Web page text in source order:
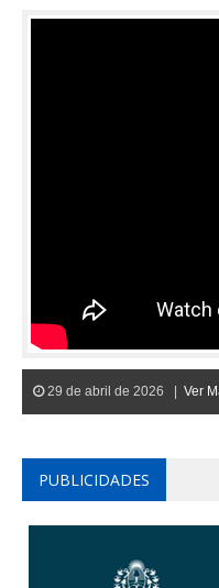
29 de abril de 2026 | Ver
PUBLICIDADES